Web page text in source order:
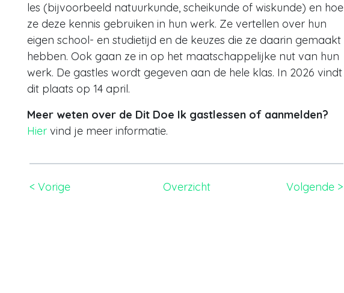
les (bijvoorbeeld natuurkunde, scheikunde of wiskunde) en hoe
ze deze kennis gebruiken in hun werk. Ze vertellen over hun
eigen school- en studietijd en de keuzes die ze daarin gemaakt
hebben. Ook gaan ze in op het maatschappelijke nut van hun
werk. De gastles wordt gegeven aan de hele klas. In 2026 vindt
dit plaats op 14 april.
Meer weten over de Dit Doe Ik gastlessen of aanmelden?
Hier vind je meer informatie.
< Vorige Overzicht Volgende >